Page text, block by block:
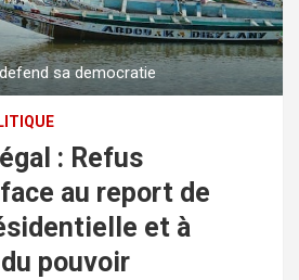
sa democratie
: Refus
au report de
et à
du pouvoir